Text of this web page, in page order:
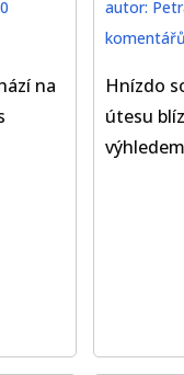
0
na
autor:
komentářů
Hnízdo
útesu